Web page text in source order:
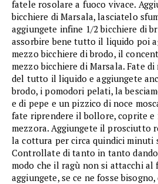
fatele rosolare a fuoco vivace.
bicchiere di Marsala, lasciatelo
aggiungete infine 1/2 bicchiere di
assorbire bene tutto il liquido poi
mezzo bicchiere di brodo, il
mezzo bicchiere di Marsala. Fate
del tutto il liquido e aggiungete
brodo, i pomodori pelati, la
e di pepe e un pizzico di noce
fate riprendere il bollore, coprite e
mezzora. Aggiungete il prosciutto
la cottura per circa quindici minuti
Controllate di tanto in tanto
modo che il ragù non si attacchi al
aggiungete, se ce ne fosse